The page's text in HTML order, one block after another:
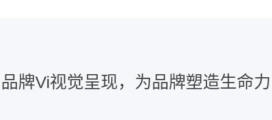
品牌Vi视觉呈现，为品牌塑造生命力